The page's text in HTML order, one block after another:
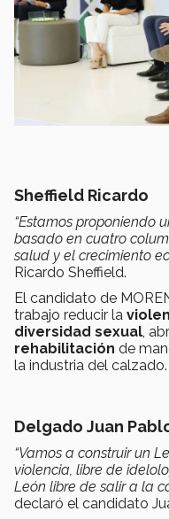
Sheffield Ricardo
“Estamos proponiendo
basado en cuatro
salud y el crecimiento
Ricardo Sheffield.
El candidato de
trabajo reducir la
diversidad sexual ,
rehabilitación de
la industria del calzado.
Delgado Juan
“Vamos a construir un
violencia, libre de
León libre de salir a la
declaró el candidato